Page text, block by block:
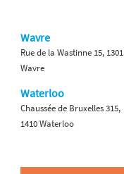
Wavre
Rue de la Wastinne 15, 1301
Wavre
Waterloo
Chaussée de Bruxelles 315,
1410 Waterloo